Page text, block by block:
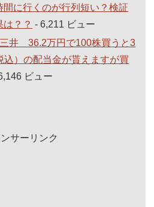
に行くのが行列短い？検証
は？？ - 6,211 ビュー
井 36.2万円で100株買うと3
込）の配当金が貰えますが買
ビュー
サーリンク